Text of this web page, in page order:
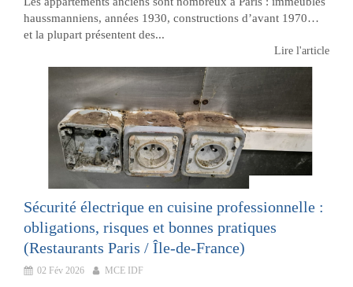
haussmanniens, années 1930, constructions d’avant 1970…
et la plupart présentent des...
Lire l'article
Sécurité électrique en cuisine professionnelle :
obligations, risques et bonnes pratiques
(Restaurants Paris / Île-de-France)
02 Fév 2026 MCE IDF